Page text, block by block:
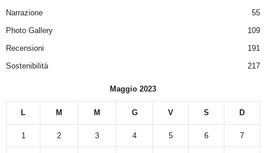
Narrazione
55
Photo Gallery
109
Recensioni
191
Sostenibilità
217
Maggio 2023
L M M G V S D
1 2 3 4 5 6 7